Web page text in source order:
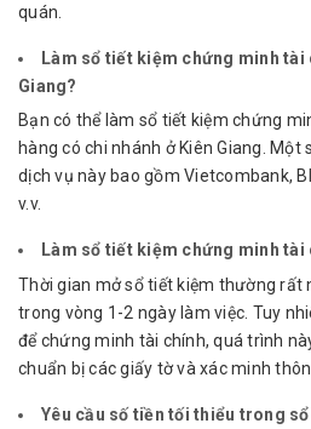
quán.
Làm sổ tiết kiệm chứng minh tài
Giang?
Bạn có thể làm sổ tiết kiệm chứng
hàng có chi nhánh ở Kiên Giang. Một
dịch vụ này bao gồm Vietcombank,
v.v.
Làm sổ tiết kiệm chứng minh tài
Thời gian mở sổ tiết kiệm thường rất
trong vòng 1-2 ngày làm việc. Tuy
để chứng minh tài chính, quá trình
chuẩn bị các giấy tờ và xác minh
Yêu cầu số tiền tối thiểu trong